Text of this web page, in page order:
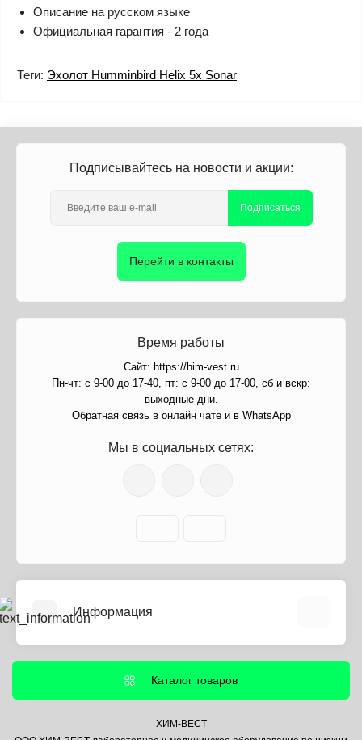
Описание на русском языке
Официальная гарантия - 2 года
Теги: Эхолот Humminbird Helix 5x Sonar
Подписывайтесь на новости и акции:
Подписаться
Перейти в контакты
Время работы
Сайт: https://him-vest.ru
Пн-чт: с 9-00 до 17-40, пт: с 9-00 до 17-00, сб и вскр:
выходные дни.
Обратная связь в онлайн чате и в WhatsApp
Мы в социальных сетях:
Информация
Информация о доставке
Политика безопасности
Каталог товаров
ХИМ-ВЕСТ